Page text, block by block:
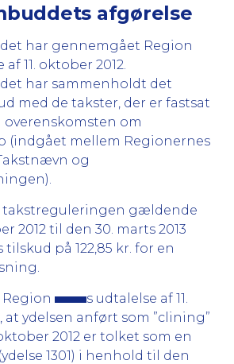
afgørelse
har gennemgået Region
11. oktober 2012.
har sammenholdt det
med de takster, der er fastsat
om
mellem Regionernes
og
takstreguleringen gældende
2012 til den 30. marts 2013
tilskud på 122,85 kr. for en
s udtalelse af 11.
at ydelsen anført som ”clining”
2012 er tolket som en
1301) i henhold til den